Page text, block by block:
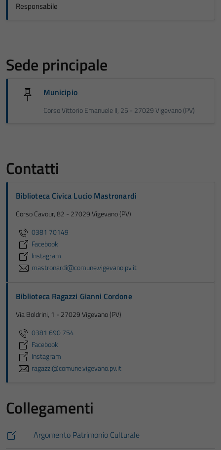
Responsabile
Sede principale
Municipio
Corso Vittorio Emanuele II, 25 - 27029 Vigevano (PV)
Contatti
Biblioteca Civica Lucio Mastronardi
Corso Cavour, 82 - 27029 Vigevano (PV)
0381 70149
Facebook
Instagram
mastronardi@comune.vigevano.pv.it
Biblioteca Ragazzi Gianni Cordone
Via Boldrini, 1 - 27029 Vigevano (PV)
0381 690 754
Facebook
Instagram
ragazzi@comune.vigevano.pv.it
Collegamenti
Argomento Patrimonio Culturale